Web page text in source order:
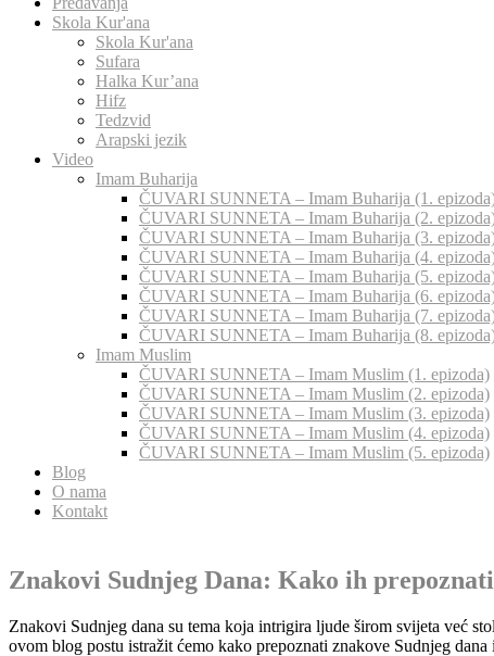
Skola Kur'ana
Skola Kur'ana
Sufara
Halka Kur’ana
Hifz
Tedzvid
Arapski jezik
Video
Imam Buharija
ČUVARI SUNNETA – Imam Buharija (1.
ČUVARI SUNNETA – Imam Buharija (2.
ČUVARI SUNNETA – Imam Buharija (3.
ČUVARI SUNNETA – Imam Buharija (4.
ČUVARI SUNNETA – Imam Buharija (5.
ČUVARI SUNNETA – Imam Buharija (6.
ČUVARI SUNNETA – Imam Buharija (7.
ČUVARI SUNNETA – Imam Buharija (8.
Imam Muslim
ČUVARI SUNNETA – Imam Muslim (1. epizoda)
ČUVARI SUNNETA – Imam Muslim (2. epizoda)
ČUVARI SUNNETA – Imam Muslim (3. epizoda)
ČUVARI SUNNETA – Imam Muslim (4. epizoda)
ČUVARI SUNNETA – Imam Muslim (5. epizoda)
Blog
O nama
Kontakt
Znakovi Sudnjeg Dana: Kako ih
Znakovi Sudnjeg dana su tema koja intrigira ljude širom svijeta već
ovom blog postu istražit ćemo kako prepoznati znakove Sudnjeg dana